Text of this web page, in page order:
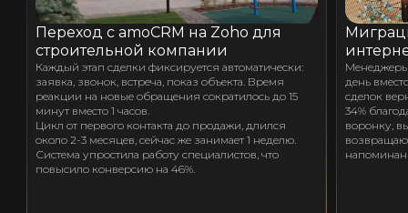
Менеджеры
день
сделок
34%
воронку,
Переход с amoCRM на Zoho для
строительной компании
Каждый этап сделки фиксируется автоматически:
заявка, звонок, встреча, показ объекта. Время
реакции на новые обращения сократилось до 15
минут вместо 1 часов.
Цикл от первого контакта до продажи, длился
около 2-3 месяцев, сейчас же занимает 1 неделю.
Система упростила работу специалистов, что
повысило конверсию на 46%.